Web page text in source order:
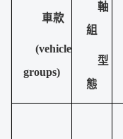
車款
(vehicle
groups)
軸
組
型
態